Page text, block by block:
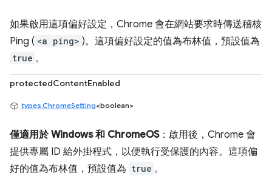
如果啟用這項偏好設定，Chrome 會在網站要求時傳送稽核
Ping ( <a ping> )。這項偏好設定的值為布林值，預設值為
true 。
protectedContentEnabled
types.ChromeSetting<boolean>
僅適用於 Windows 和 ChromeOS：啟用後，Chrome 會
提供專屬 ID 給外掛程式，以便執行受保護的內容。這項偏
好的值為布林值，預設值為 true 。